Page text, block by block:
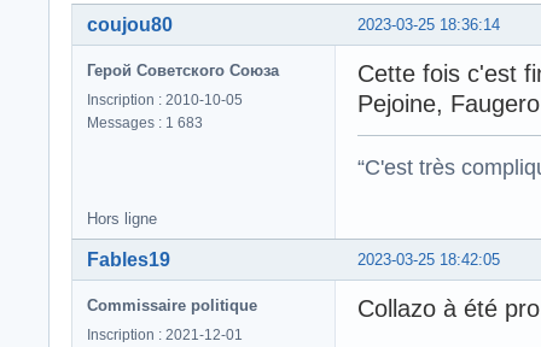
2023-03-25 18:36:14
coujou80
Герой Советского Союза
Inscription : 2010-10-05
Messages : 1 683
Cette fois c'est
Pejoine,
“C'est très
Hors ligne
2023-03-25 18:42:05
Fables19
Commissaire politique
Inscription : 2021-12-01
Collazo à été